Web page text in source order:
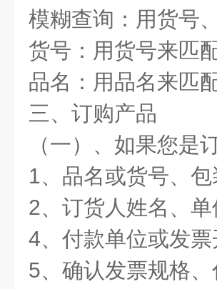
模糊查询：用货号
货号：用货号来匹
品名：用品名来匹
三、订购产品
（一）、如果您是
1、品名或货号、
2、订货人姓名、单
4、付款单位或发
5、确认发票规格